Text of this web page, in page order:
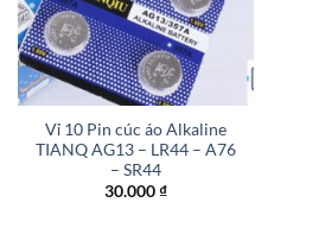
Vỉ 10 Pin cúc áo Alkaline
TIANQ AG13 – LR44 – A76
– SR44
30.000₫